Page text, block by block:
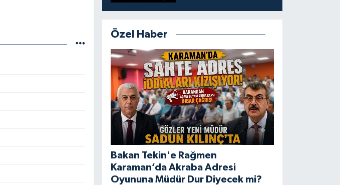
Özel Haber
Bakan Tekin'e Rağmen
Karaman’da Akraba Adresi
Oyununa Müdür Dur Diyecek mi?